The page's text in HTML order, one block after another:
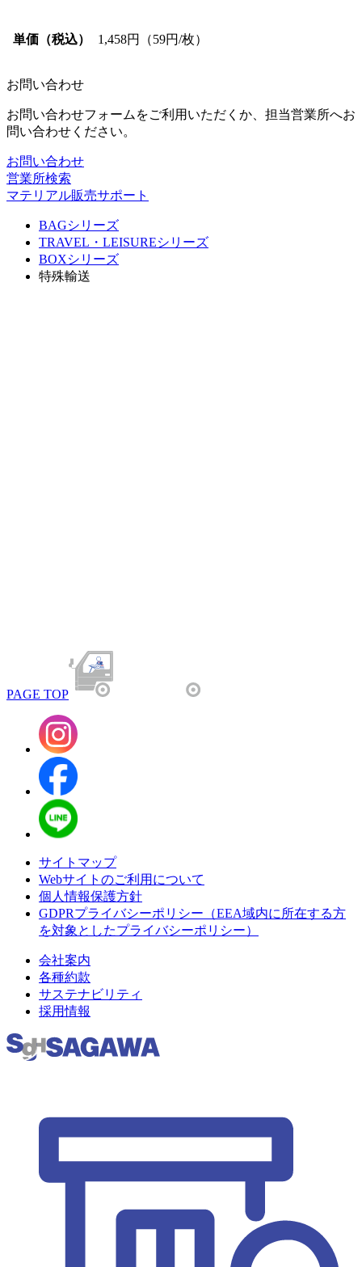
単価（税込） 1,458円（59円/枚）
お問い合わせ
お問い合わせフォームをご利用いただくか、担当営業所へお
問い合わせください。
お問い合わせ
営業所検索
マテリアル販売サポート
BAGシリーズ
TRAVEL・LEISUREシリーズ
BOXシリーズ
特殊輸送
PAGE TOP
サイトマップ
Webサイトのご利用について
個人情報保護方針
GDPRプライバシーポリシー（EEA域内に所在する方
を対象としたプライバシーポリシー）
会社案内
各種約款
サステナビリティ
採用情報